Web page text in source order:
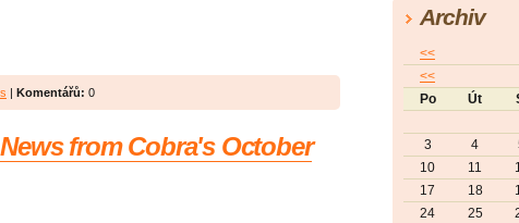
| Komentářů: 0
from Cobra's October
Archiv
<<
<<
Po
Út
3 4
10
11
17
18
24
25